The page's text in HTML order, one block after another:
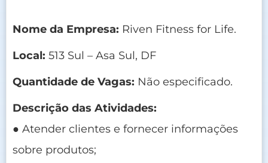
Nome da Empresa: Riven Fitness for Life.
Local: 513 Sul – Asa Sul, DF
Quantidade de Vagas: Não especificado.
Descrição das Atividades:
● Atender clientes e fornecer informações
sobre produtos;